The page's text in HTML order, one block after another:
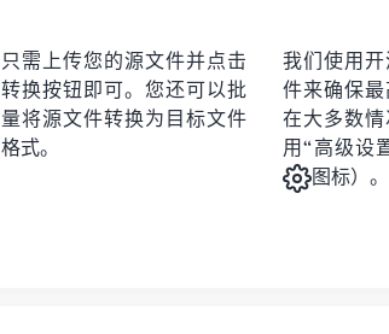
只需上传您的源文件并点击
转换按钮即可。您还可以批
量将源文件转换为目标文件
格式。
我们使用
件来确保最
在大多数
用“高级设
图标）。